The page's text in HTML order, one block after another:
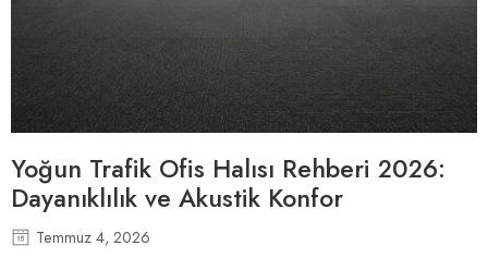
Yoğun Trafik Ofis Halısı Rehberi 2026:
Dayanıklılık ve Akustik Konfor
Temmuz 4, 2026